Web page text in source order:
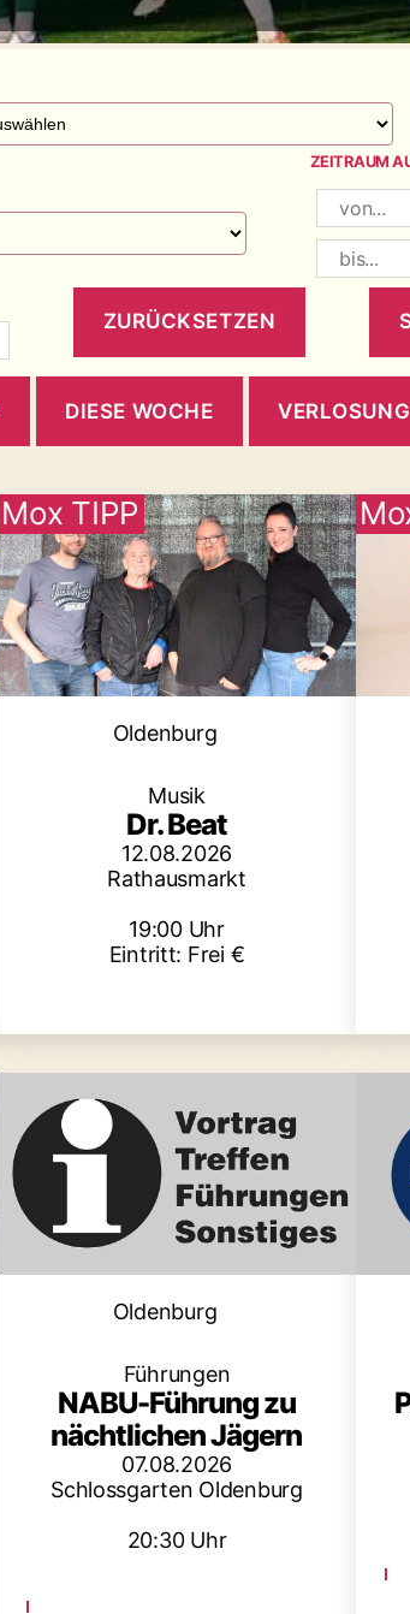
ZEITRAUM
DIESE WOCHE VERLOSUNG
Mox TIPP
Kategorien
Oldenburg
Musik
Dr. Beat
12.08.2026
Rathausmarkt
19:00 Uhr
Eintritt: Frei €
Kategorien
Oldenburg
Führungen
NABU-Führung zu
nächtlichen Jägern
07.08.2026
Schlossgarten Oldenburg
20:30 Uhr